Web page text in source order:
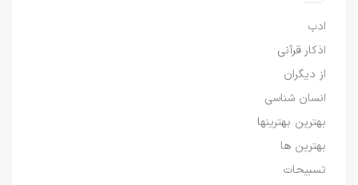
ادب
اذکار قرآنی
از دیگران
انسان شناسی
بهترین بهترینها
بهترین ها
تسبیحات